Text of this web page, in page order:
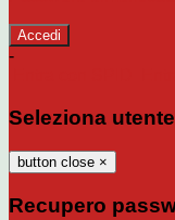
-
Seleziona utente
button close ×
Recupero